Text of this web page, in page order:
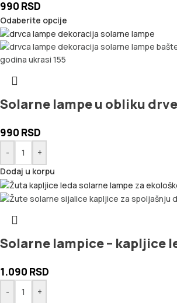
990 RSD
Odaberite opcije
Solarne lampe u obliku
990 RSD
-
+
Dodaj u korpu
Solarne lampice – kapljice
1.090 RSD
-
+